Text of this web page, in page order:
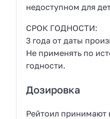
недоступном для
СРОК ГОДНОСТИ:
3 года от даты
Не применять по
годности.
Дозировка
Рейтоил принимают